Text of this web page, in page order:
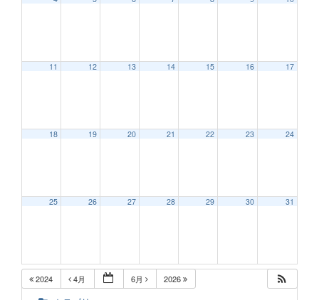
11 12 13 14 15 16 17
18 19 20 21 22 23 24
25 26 27 28 29 30 31
2024 4月 6月 2026
2:00 AM